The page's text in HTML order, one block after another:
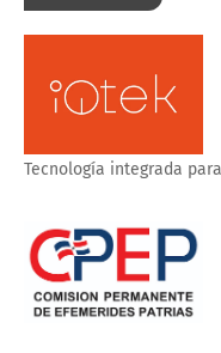
Tecnología integrada